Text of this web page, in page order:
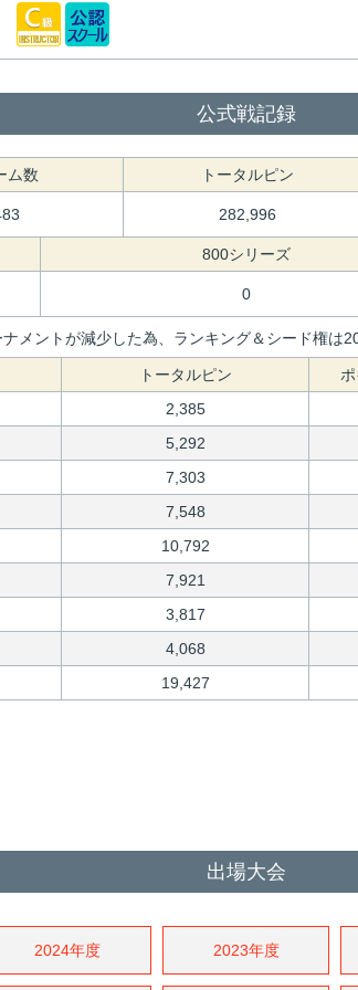
公式戦記録
ム数 トータルピン
282,996
800シリーズ
0
メントが減少した為、ランキング＆シード権は
トータルピン ポ
2,385
5,292
7,303
7,548
10,792
7,921
3,817
4,068
19,427
出場大会
2024年度 2023年度